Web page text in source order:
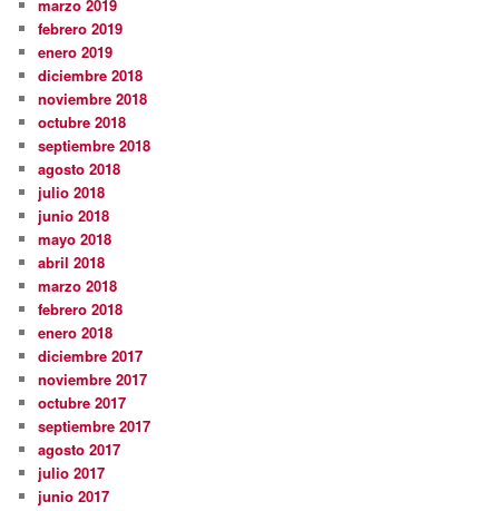
marzo 2019
febrero 2019
enero 2019
diciembre 2018
noviembre 2018
octubre 2018
septiembre 2018
agosto 2018
julio 2018
junio 2018
mayo 2018
abril 2018
marzo 2018
febrero 2018
enero 2018
diciembre 2017
noviembre 2017
octubre 2017
septiembre 2017
agosto 2017
julio 2017
junio 2017